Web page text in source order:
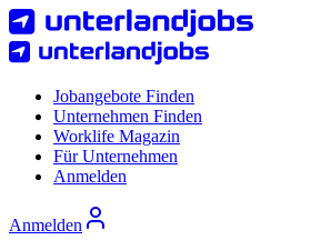
Jobangebote Finden
Unternehmen Finden
Worklife Magazin
Für Unternehmen
Anmelden
Anmelden